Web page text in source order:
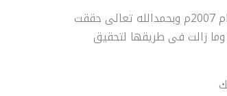
انشأت شركة بست جرين للتنمية الزراعية عام 2007م وبحمدالله تعالى حققت
زالت فى طريقها لتحقيق